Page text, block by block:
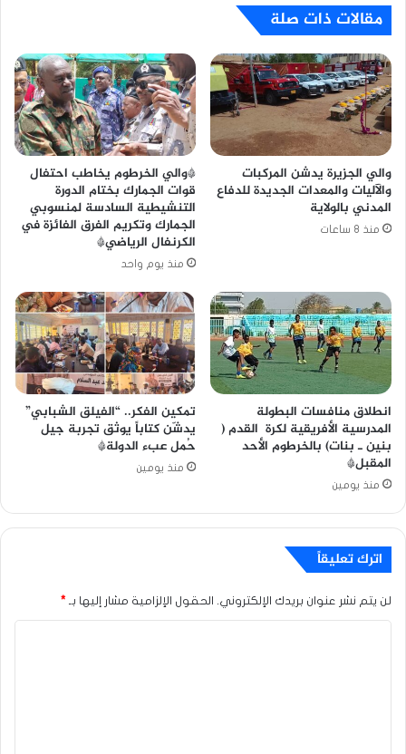
مقالات ذات صلة
والي الجزيرة يدشن المركبات
والآليات والمعدات الجديدة للدفاع
المدني بالولاية
منذ 8 ساعات
*والي الخرطوم يخاطب احتفال
قوات الجمارك بختام الدورة
التنشيطية السادسة لمنسوبي
الجمارك وتكريم الفرق الفائزة في
الكرنفال الرياضي*
منذ يوم واحد
انطلاق منافسات البطولة
المدرسية الأفريقية لكرة القدم (
بنين ـ بنات) بالخرطوم الأحد
المقبل*
منذ يومين
تمكين الفكر.. “الفيلق الشبابي”
يدشّن كتاباً يوثق تجربة جيل
حُمل عبء الدولة*
منذ يومين
اترك تعليقاً
لن يتم نشر عنوان بريدك الإلكتروني. الحقول الإلزامية مشار إليها بـ *